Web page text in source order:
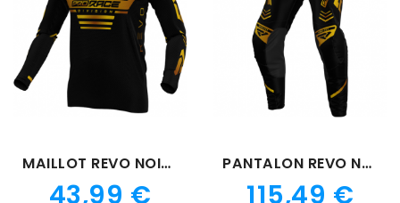
MAILLOT REVO NOIR GOLD 24
Prix
43,99 €
PANTALON REVO NOIR GOLD
Prix
115,49 €